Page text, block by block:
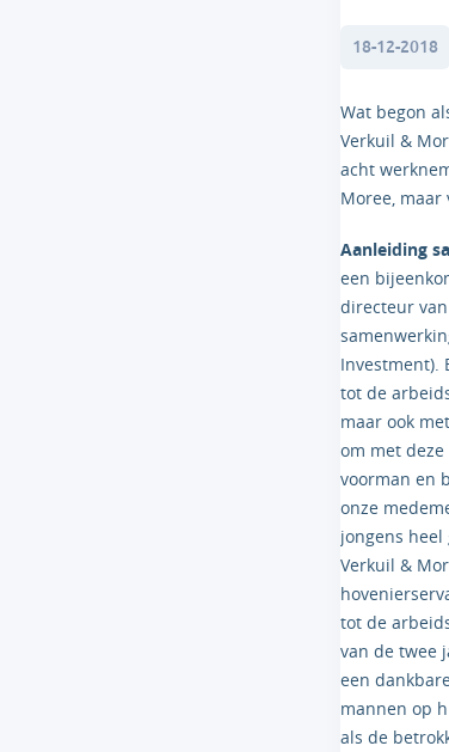
18-12-2018
Wat begon
Verkuil &
acht
Moree,
Aanleiding
een
directeur
Investment).
tot de
maar ook
om met
voorman en
onze
jongens
Verkuil &
tot de
van de twee
een
mannen op
als de